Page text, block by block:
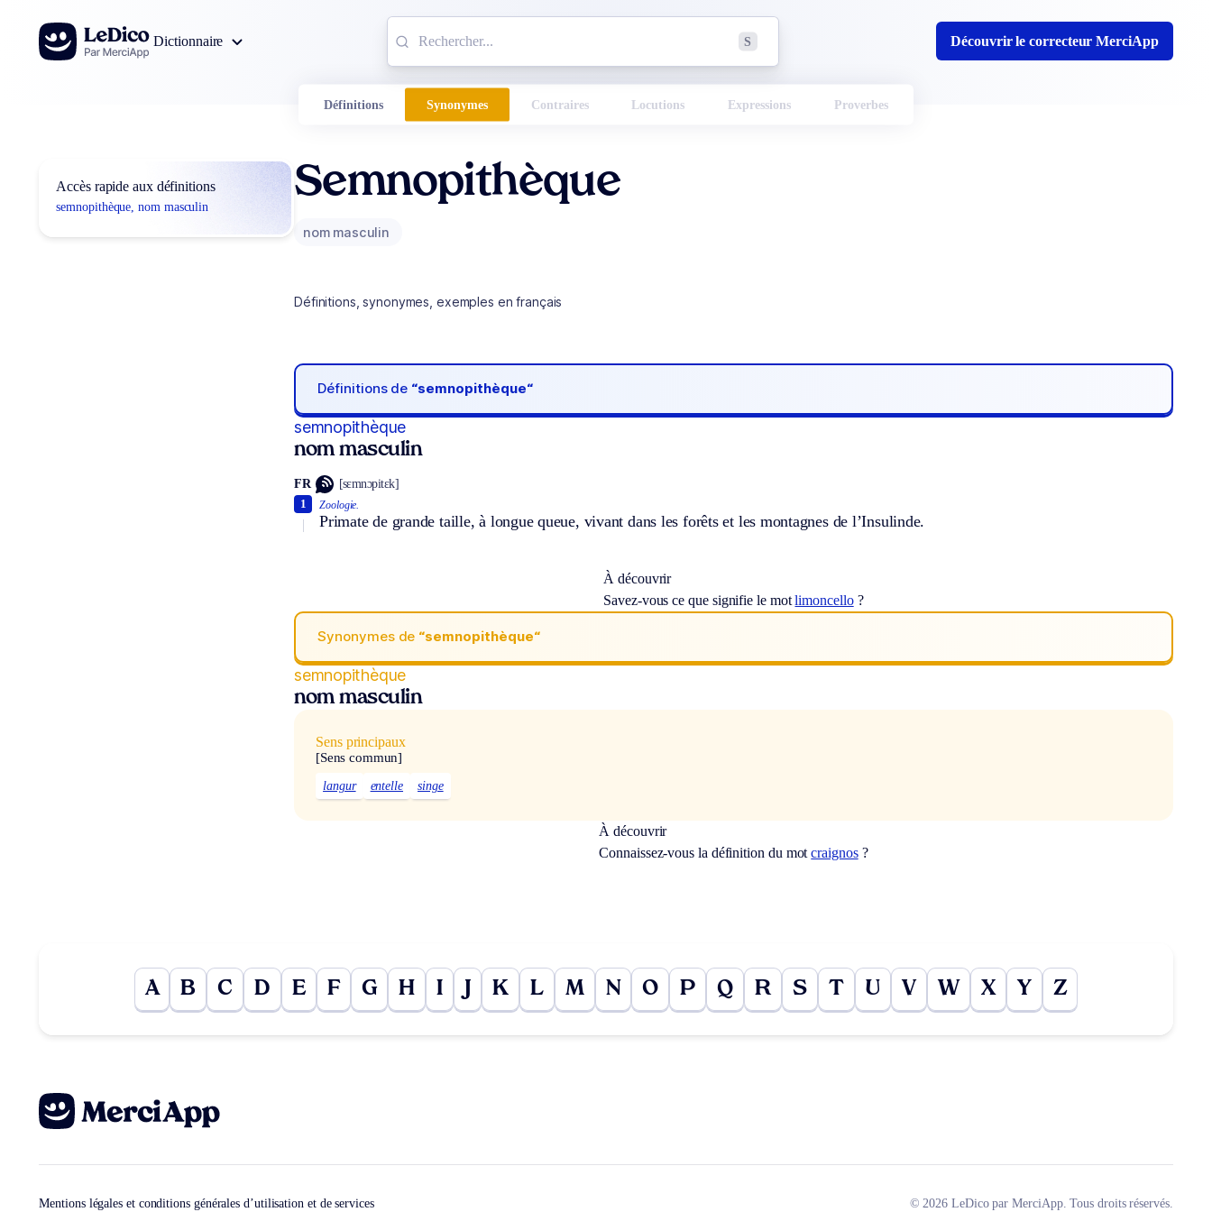
Aller au contenu
Dictionnaire
S Découvrir le correcteur MerciApp
Définitions Synonymes Contraires Locutions Expressions Proverbes
Accès rapide aux définitions
semnopithèque, nom masculin
Semnopithèque
nom masculin
Définitions, synonymes, exemples en français
Définitions de “semnopithèque“
semnopithèque
nom masculin
FR [sɛmnɔpitɛk]
Zoologie.
Primate de grande taille, à longue queue, vivant dans les forêts et les montagnes de l’Insulinde.
1
À découvrir
Savez-vous ce que signifie le motlimoncello?
Synonymes de “semnopithèque“
semnopithèque
nom masculin
Sens principaux
[Sens commun]
langur entelle singe
À découvrir
Connaissez-vous la définition du motcraignos?
A B C D E F G H I J K L M N O P Q R S T U V W X Y Z
Mentions légales et conditions générales d’utilisation et de services © 2026 LeDico par MerciApp. Tous droits réservés.